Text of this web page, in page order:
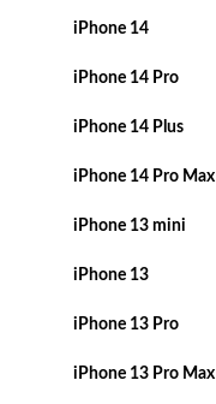
iPhone 14
iPhone 14 Pro
iPhone 14 Plus
iPhone 14 Pro Max
iPhone 13 mini
iPhone 13
iPhone 13 Pro
iPhone 13 Pro Max